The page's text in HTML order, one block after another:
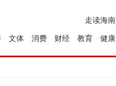
走读海南
健康
教育
财经
消费
文体